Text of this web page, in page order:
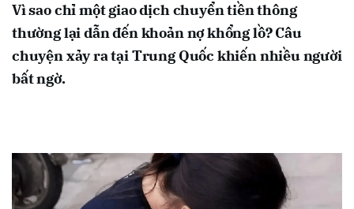
Vì sao chỉ một giao dịch chuyển tiền thông
thường lại dẫn đến khoản nợ khổng lồ? Câu
chuyện xảy ra tại Trung Quốc khiến nhiều người
bất ngờ.